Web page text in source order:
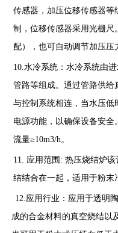
传感器，加压位移传感器
制，位移传感器采用光栅
配），也可自动调节加压压
10. 水冷系统：水冷系统由
管路等组成。通过管路供
与控制系统相连，当水压
电源功能，以确保设备安
流量≥10m3/h 。
11. 应用范围 : 热压烧结炉
结结合在一起，适用于粉末
12. 应用行业：应用于透明
成的合金材料的真空烧结以